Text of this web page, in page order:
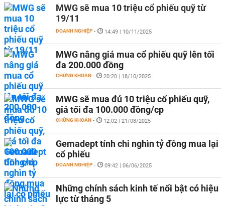
MWG sẽ mua 10 triệu cổ phiếu quỹ từ
19/11
DOANH NGHIỆP - 14:49 | 10/11/2025
MWG nâng giá mua cổ phiếu quỹ lên tối
đa 200.000 đồng
CHỨNG KHOÁN - 20:20 | 18/10/2025
MWG sẽ mua đủ 10 triệu cổ phiếu quỹ,
giá tối đa 100.000 đồng/cp
CHỨNG KHOÁN - 12:02 | 21/08/2025
Gemadept tính chi nghìn tỷ đồng mua lại
cổ phiếu
DOANH NGHIỆP - 09:42 | 06/06/2025
Những chính sách kinh tế nổi bật có hiệu
lực từ tháng 5